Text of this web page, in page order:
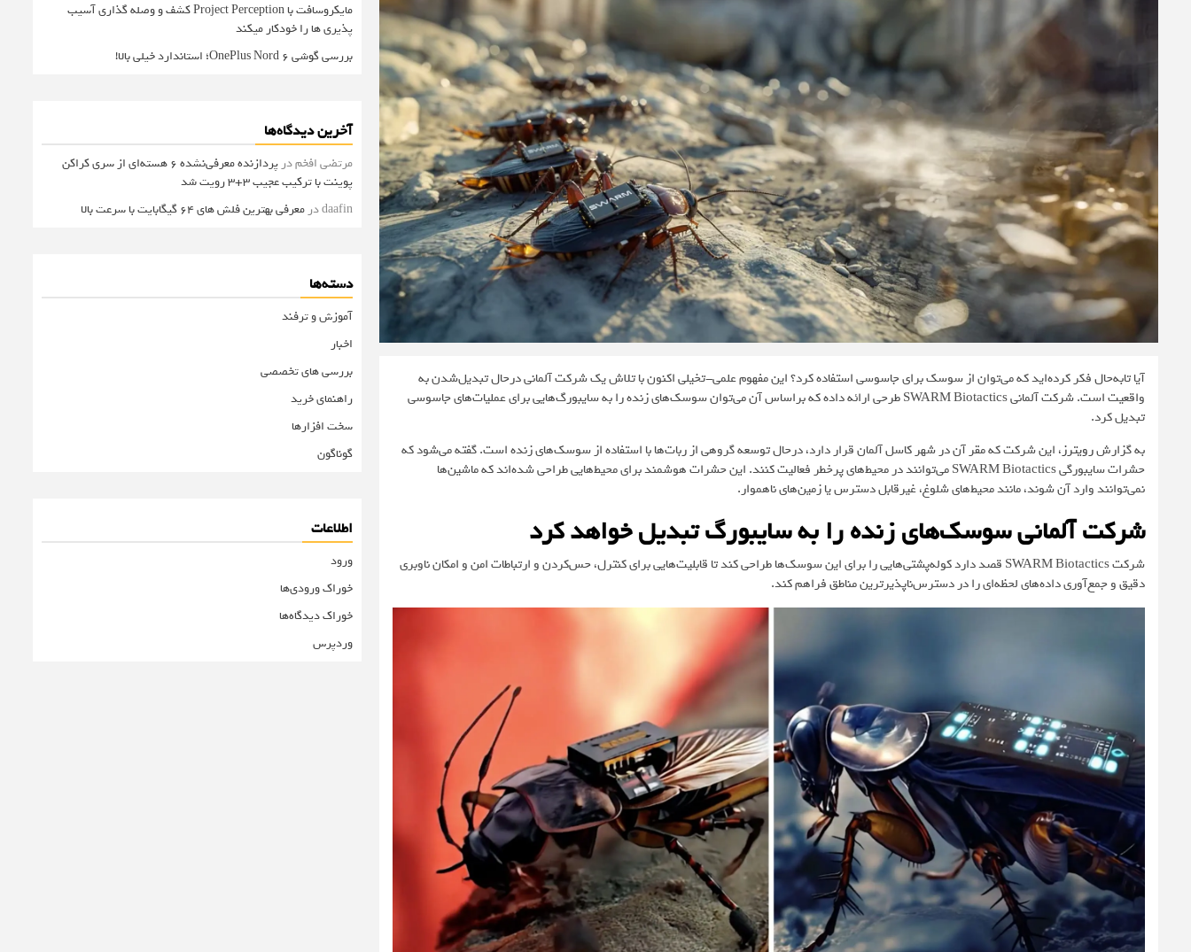
آیا تابه‌حال فکر کرده‌اید که می‌توان از سوسک برای جاسوسی استفاده کرد؟ این مفهوم علمی-تخیلی اکنون با تلاش یک شرکت آلمانی درحال تبدیل‌شدن به
واقعیت است. شرکت آلمانی SWARM Biotactics طرحی ارائه داده که براساس آن می‌توان سوسک‌های زنده را به سایبورگ‌هایی برای عملیات‌های جاسوسی
تبدیل کرد.
به گزارشرویترز، این شرکت که مقر آن در شهر کاسل آلمان قرار دارد، درحال توسعه گروهی از ربات‌ها با استفاده از سوسک‌های زنده است. گفته می‌شود که
حشرات سایبورگی SWARM Biotactics می‌توانند در محیط‌های پرخطر فعالیت کنند. این حشرات هوشمند برای محیط‌هایی طراحی شده‌اند که ماشین‌ها
نمی‌توانند وارد آن شوند، مانند محیط‌های شلوغ، غیرقابل دسترس یا زمین‌های ناهموار.
شرکت آلمانی سوسک‌های زنده را به سایبورگ تبدیل خواهد کرد
شرکت SWARM Biotactics قصد دارد کوله‌پشتی‌هایی را برای این سوسک‌ها طراحی کند تا قابلیت‌هایی برای کنترل، حس‌کردن و ارتباطات امن و امکان ناوبری
دقیق و جمع‌آوری داده‌های لحظه‌ای را در دسترس‌ناپذیرترین مناطق فراهم کند.
مایکروسافت با Project Perception کشف و وصله گذاری آسیب
پذیری ها را خودکار میکند
بررسی گوشی OnePlus Nord 6؛ استاندارد خیلی بالا!
آخرین دیدگاه‌ها
مرتضی افخمدر
پردازنده معرفی‌نشده 6 هسته‌ای از سری کراکن
پوینت با ترکیب عجیب 3+3 رویت شد
daafinدر معرفی بهترین فلش های 64 گیگابایت با سرعت بالا
دسته‌ها
آموزش و ترفند
اخبار
بررسی های تخصصی
راهنمای خرید
سخت افزارها
گوناگون
اطلاعات
ورود
خوراک ورودی‌ها
خوراک دیدگاه‌ها
وردپرس